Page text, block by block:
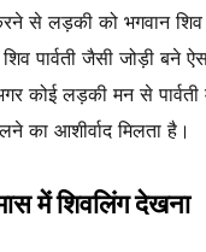
से लड़की को भगवान शिव
पार्वती जैसी जोड़ी बने ऐसा
कोई लड़की मन से पार्वती
का आशीर्वाद मिलता है।
में शिवलिंग देखना